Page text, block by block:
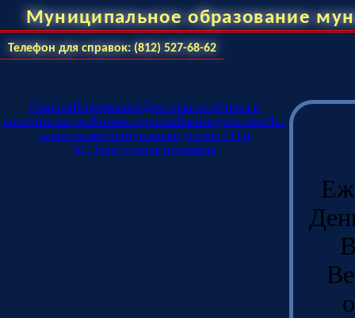
Муниципальное образование
Телефон для справок: (812) 527-68-62
ГлавнаяИнформацияДеятельностьОпека и
попечительствоФотоматериалыВзаимодействиеНет
наркотикам!Виртуальный уголок ГО и
ЧСЭлектронная приемная